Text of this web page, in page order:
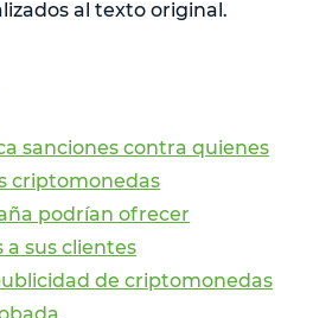
al texto original.
sanciones contra quienes
criptomonedas
podrían ofrecer
sus clientes
de criptomonedas